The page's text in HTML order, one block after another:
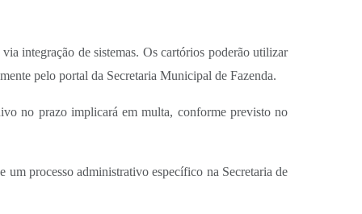
integração de sistemas. Os cartórios poderão utilizar
pelo portal da Secretaria Municipal de Fazenda.
no prazo implicará em multa, conforme previsto no
um processo administrativo específico na Secretaria de